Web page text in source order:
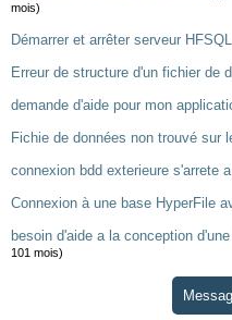
mois)
Démarrer et arrêter serveur
Erreur de structure d'un fichier de
demande d'aide pour mon
Fichie de données non trouvé sur
connexion bdd exterieure s'arrete
Connexion à une base HyperFile
besoin d'aide a la conception
101 mois)